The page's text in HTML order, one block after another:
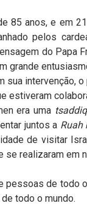
85 anos, e em
pelos
do Papa
grande
sua
era uma
juntos a Ruah
de visitar
realizaram em
de todo
todo o mundo.